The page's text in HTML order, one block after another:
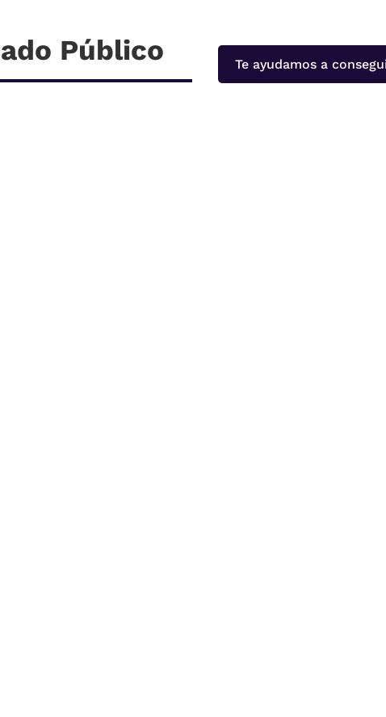
Público Te ayudamos a